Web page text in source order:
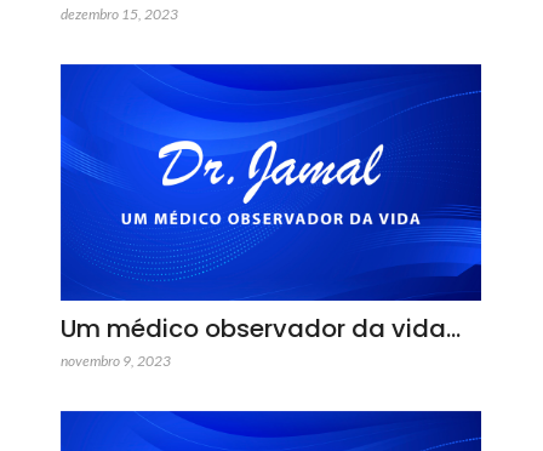
dezembro 15, 2023
Um médico observador da vida…
novembro 9, 2023